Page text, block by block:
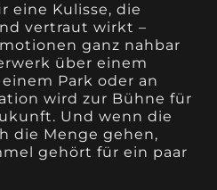
eine Kulisse, die
vertraut wirkt –
ganz nahbar
über einem
Park oder an
wird zur Bühne für
Und wenn die
die Menge gehen,
gehört für ein paar